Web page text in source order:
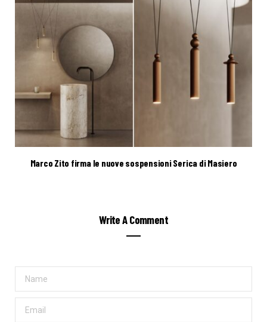
Marco Zito firma le nuove sospensioni Serica di Masiero
Write A Comment